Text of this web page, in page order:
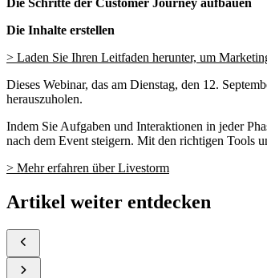
Die Inhalte erstellen
> Laden Sie Ihren Leitfaden herunter, um
Dieses Webinar, das am Dienstag, den 12.
herauszuholen.
Indem Sie Aufgaben und Interaktionen in jeder
nach dem Event steigern. Mit den richtigen Tools
> Mehr erfahren überLivestorm
Artikel weiter entdecken